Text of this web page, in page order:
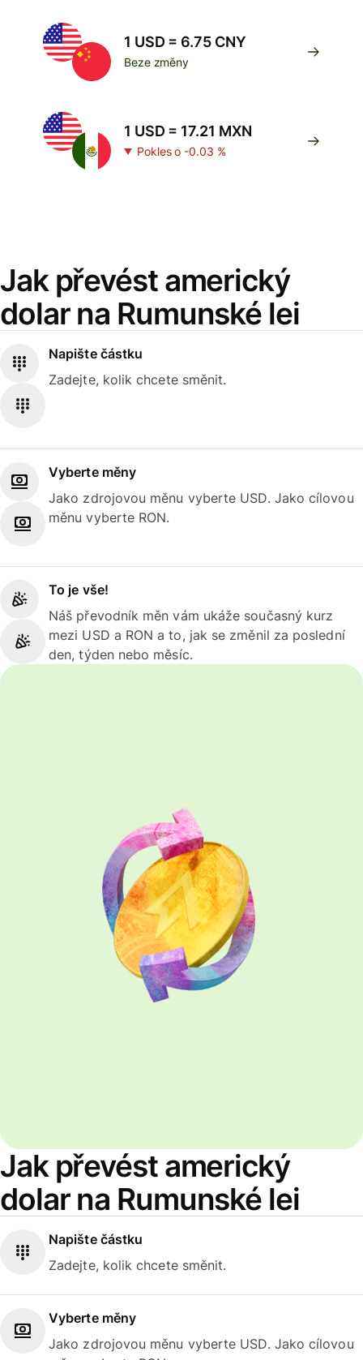
1 USD = 6.75 CNY
Beze změny
1 USD = 17.21 MXN
Pokles o -0.03 %
Jak převést americký
dolar na Rumunské lei
Napište částku
Zadejte, kolik chcete směnit.
Vyberte měny
Jako zdrojovou měnu vyberte USD. Jako cílovou
měnu vyberte RON.
To je vše!
Náš převodník měn vám ukáže současný kurz
mezi USD a RON a to, jak se změnil za poslední
den, týden nebo měsíc.
Jak převést americký
dolar na Rumunské lei
Napište částku
Zadejte, kolik chcete směnit.
Vyberte měny
Jako zdrojovou měnu vyberte USD. Jako cílovou